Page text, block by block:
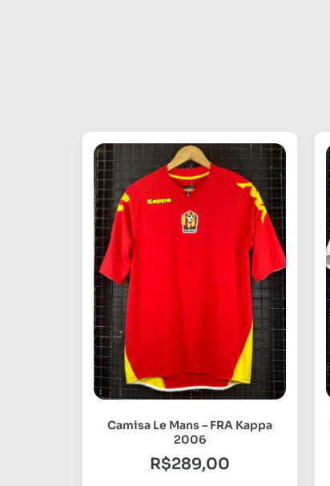
Camisa Le Mans – FRA Kappa
2006
R$289,00